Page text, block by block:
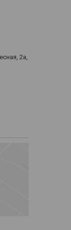
2а,